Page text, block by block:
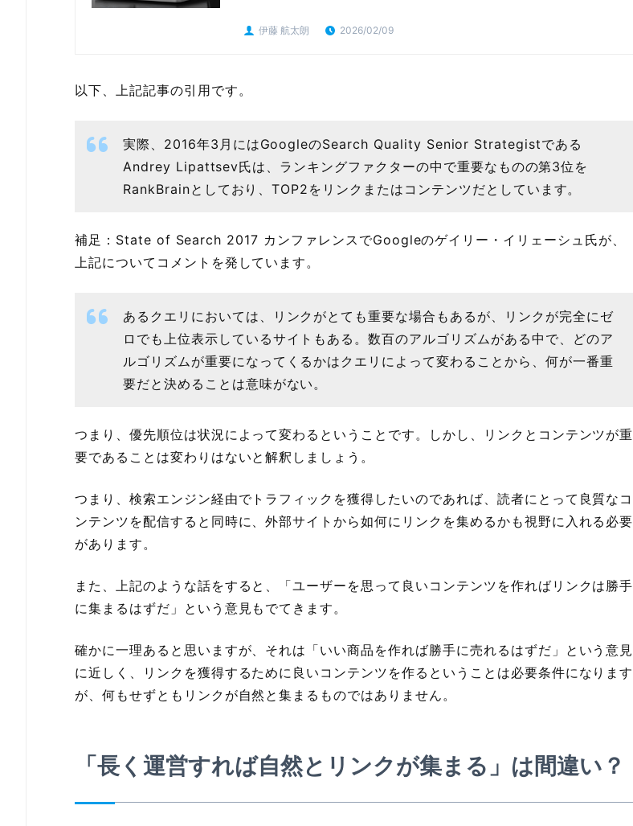
伊藤 航太朗 2026/02/09
以下、上記記事の引用です。
実際、2016年3月にはGoogleのSearch Quality Senior Strategistである
Andrey Lipattsev氏は、ランキングファクターの中で重要なものの第3位を
RankBrainとしており、TOP2をリンクまたはコンテンツだとしています。
補足：State of Search 2017 カンファレンスでGoogleのゲイリー・イリェーシュ氏が、
上記についてコメントを発しています。
あるクエリにおいては、リンクがとても重要な場合もあるが、リンクが完全にゼ
ロでも上位表示しているサイトもある。数百のアルゴリズムがある中で、どのア
ルゴリズムが重要になってくるかはクエリによって変わることから、何が一番重
要だと決めることは意味がない。
つまり、優先順位は状況によって変わるということです。しかし、リンクとコンテンツが重
要であることは変わりはないと解釈しましょう。
つまり、検索エンジン経由でトラフィックを獲得したいのであれば、読者にとって良質なコ
ンテンツを配信すると同時に、外部サイトから如何にリンクを集めるかも視野に入れる必要
があります。
また、上記のような話をすると、「ユーザーを思って良いコンテンツを作ればリンクは勝手
に集まるはずだ」という意見もでてきます。
確かに一理あると思いますが、それは「いい商品を作れば勝手に売れるはずだ」という意見
に近しく、リンクを獲得するために良いコンテンツを作るということは必要条件になります
が、何もせずともリンクが自然と集まるものではありません。
「長く運営すれば自然とリンクが集まる」は間違い？